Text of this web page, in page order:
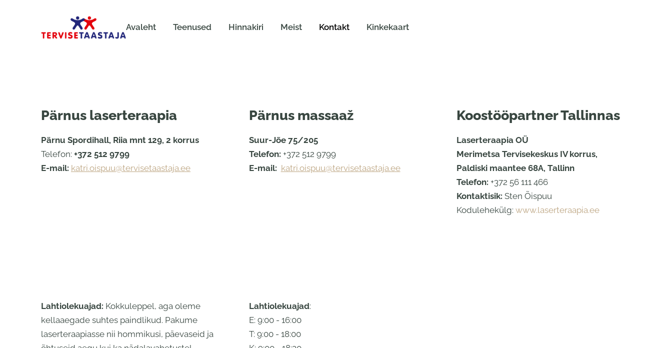
Avaleht Teenused Hinnakiri Meist Kontakt Kinkekaart
Pärnus laserteraapia
Pärnu Spordihall, Riia mnt 129, 2 korrus
Telefon: +372 512 9799
E-mail: katri.oispuu@tervisetaastaja.ee
Lahtiolekuajad: Kokkuleppel, aga oleme
kellaaegade suhtes paindlikud. Pakume
laserteraapiasse nii hommikusi, päevaseid ja
Pärnus massaaž
Suur-Jõe 75/205
Telefon: +372 512 9799
E-mail: katri.oispuu@tervisetaastaja.ee
Lahtiolekuajad:
E: 9:00 - 16:00
T: 9:00 - 18:00
Koostööpartner Tallinnas
Laserteraapia OÜ
Merimetsa Tervisekeskus IV korrus,
Paldiski maantee 68A, Tallinn
Telefon: +372 56 111 466
Kontaktisik: Sten Õispuu
Kodulehekülg:www.laserteraapia.ee